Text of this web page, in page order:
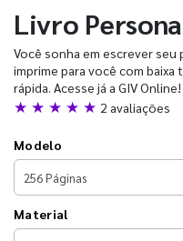
Livro
Você sonha em escrever
imprime para você com
rápida. Acesse já a GIV Online!
★ ★ ★ ★ ★ 2 avaliações
Modelo
Material